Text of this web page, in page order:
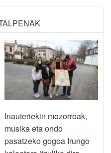
Inauteriekin mozorroak,
musika eta ondo
pasatzeko gogoa Irungo